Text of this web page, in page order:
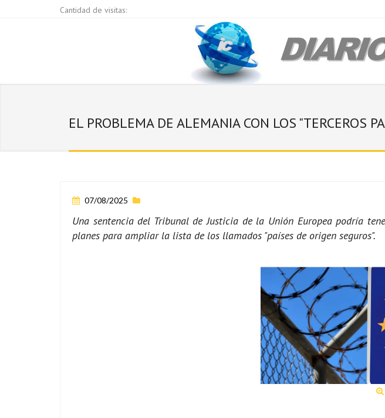
Cantidad de visitas:
EL PROBLEMA DE ALEMANIA CON LOS "TERCEROS
07/08/2025
Una sentencia del Tribunal de Justicia de la Unión Europea podría
planes para ampliar la lista de los llamados "países de origen seguros".